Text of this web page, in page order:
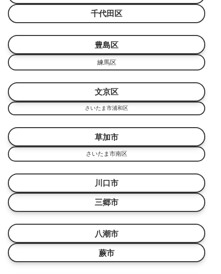
千代田区
豊島区
練馬区
文京区
さいたま市浦和区
草加市
さいたま市南区
川口市
三郷市
八潮市
蕨市